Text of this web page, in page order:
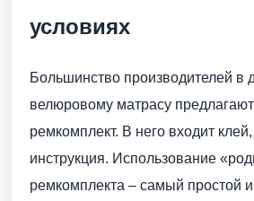
условиях
Большинство производителей в
велюровому матрасу
ремкомплект. В него входит
инструкция. Использование
ремкомплекта – самый простой